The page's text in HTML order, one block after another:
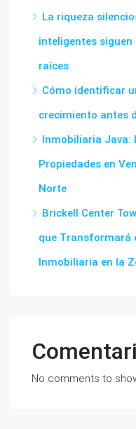
La riqueza
inteligentes
raíces
Cómo identificar
crecimiento antes
Inmobiliaria Java:
Propiedades en
Norte
Brickell Center
que Transformará
Inmobiliaria en la
No comments to